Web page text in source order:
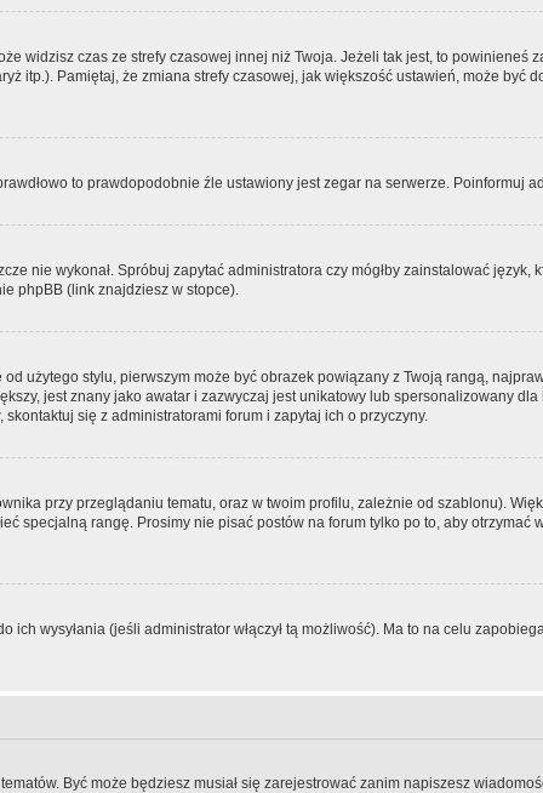
widzisz czas ze strefy czasowej innej niż Twoja. Jeżeli tak jest, to powinieneś
itp.). Pamiętaj, że zmiana strefy czasowej, jak większość ustawień, może być
to prawdopodobnie źle ustawiony jest zegar na serwerze. Poinformuj
nie wykonał. Spróbuj zapytać administratora czy mógłby zainstalować język,
phpBB (link znajdziesz w stopce).
użytego stylu, pierwszym może być obrazek powiązany z Twoją rangą,
jest znany jako awatar i zazwyczaj jest unikatowy lub spersonalizowany
się z administratorami forum i zapytaj ich o przyczyny.
przy przeglądaniu tematu, oraz w twoim profilu, zależnie od szablonu).
specjalną rangę. Prosimy nie pisać postów na forum tylko po to, aby otrzymać
wysyłania (jeśli administrator włączył tą możliwość). Ma to na celu
Być może będziesz musiał się zarejestrować zanim napiszesz